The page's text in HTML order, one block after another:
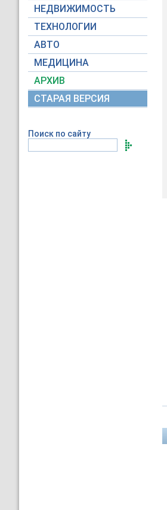
НЕДВИЖИМОСТЬ
ТЕХНОЛОГИИ
АВТО
МЕДИЦИНА
АРХИВ
СТАРАЯ ВЕРСИЯ
Поиск по сайту